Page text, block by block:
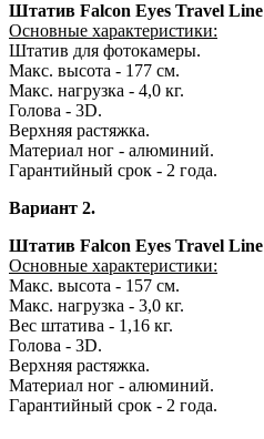
Штатив Falcon Eyes Travel Line
Основные характеристики:
Штатив для фотокамеры.
Макс. высота - 177 см.
Макс. нагрузка - 4,0 кг.
Голова - 3D.
Верхняя растяжка.
Материал ног - алюминий.
Гарантийный срок - 2 года.
Вариант 2.
Штатив Falcon Eyes Travel Line
Основные характеристики:
Макс. высота - 157 см.
Макс. нагрузка - 3,0 кг.
Вес штатива - 1,16 кг.
Голова - 3D.
Верхняя растяжка.
Материал ног - алюминий.
Гарантийный срок - 2 года.